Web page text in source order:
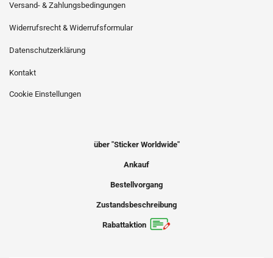
Versand- & Zahlungsbedingungen
Widerrufsrecht & Widerrufsformular
Datenschutzerklärung
Kontakt
Cookie Einstellungen
über "Sticker Worldwide"
Ankauf
Bestellvorgang
Zustandsbeschreibung
Rabattaktion